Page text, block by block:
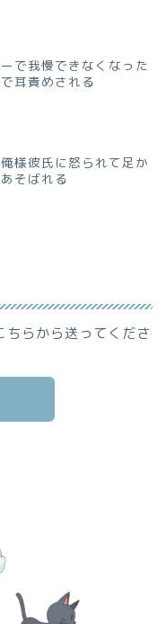
で我慢できなくなった
耳責めされる
様彼氏に怒られて足か
そばれる
ちらから送ってくださ